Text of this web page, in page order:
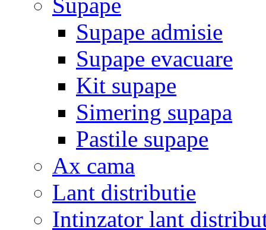
Supape admisie
Supape evacuare
Kit supape
Simering supapa
Pastile supape
Ax cama
Lant distributie
Intinzator lant